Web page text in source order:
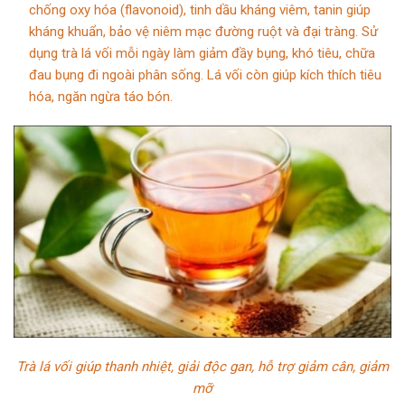
chống oxy hóa (flavonoid), tinh dầu kháng viêm, tanin giúp
kháng khuẩn, bảo vệ niêm mạc đường ruột và đại tràng. Sử
dụng trà lá vối mỗi ngày làm giảm đầy bụng, khó tiêu, chữa
đau bụng đi ngoài phân sống. Lá vối còn giúp kích thích tiêu
hóa, ngăn ngừa táo bón.
Trà lá vối giúp thanh nhiệt, giải độc gan, hỗ trợ giảm cân, giảm
mỡ